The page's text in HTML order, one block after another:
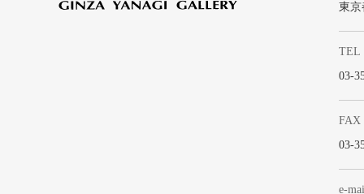
東京
TEL
03-
FAX
03-
e-